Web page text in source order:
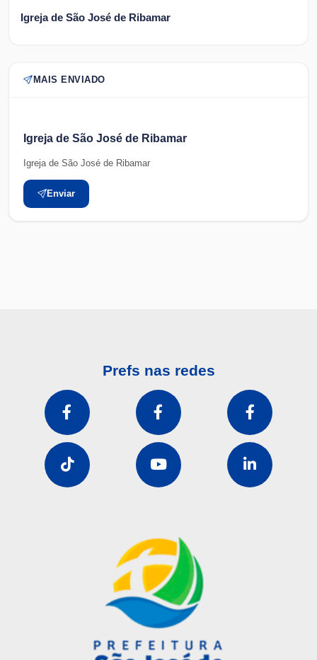
Igreja de São José de Ribamar
MAIS ENVIADO
Igreja de São José de Ribamar
Igreja de São José de Ribamar
Enviar
Prefs nas redes